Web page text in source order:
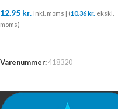
12.95 kr. Inkl. moms | (10.36 kr. ekskl.
moms)
Varenummer:418320